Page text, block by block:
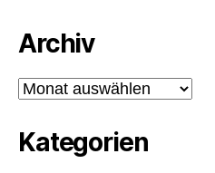
Archiv
Archiv
Kategorien